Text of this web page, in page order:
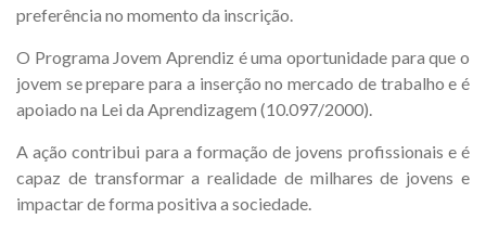
preferência no momento da inscrição.
O Programa Jovem Aprendiz é uma oportunidade para que o
jovem se prepare para a inserção no mercado de trabalho e é
apoiado na Lei da Aprendizagem (10.097/2000).
A ação contribui para a formação de jovens profissionais e é
capaz de transformar a realidade de milhares de jovens e
impactar de forma positiva a sociedade.